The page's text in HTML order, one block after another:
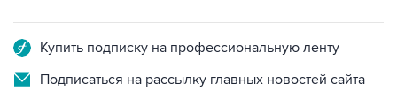
Купить подписку на профессиональную ленту
Подписаться на рассылку главных новостей сайта